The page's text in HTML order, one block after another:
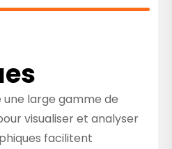
large gamme de
visualiser et analyser
facilitent